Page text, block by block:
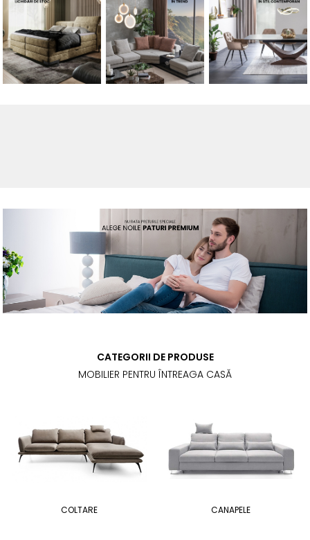
CATEGORII DE PRODUSE
MOBILIER PENTRU ÎNTREAGA CASĂ
COLTARE CANAPELE